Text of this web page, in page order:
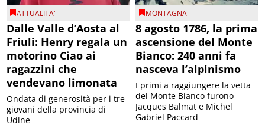
ATTUALITA'
Dalle Valle d’Aosta al
Friuli: Henry regala un
motorino Ciao ai
ragazzini che
vendevano limonata
Ondata di generosità per i tre
giovani della provincia di
Udine
MONTAGNA
8 agosto 1786, la prima
ascensione del Monte
Bianco: 240 anni fa
nasceva l’alpinismo
I primi a raggiungere la vetta
del Monte Bianco furono
Jacques Balmat e Michel
Gabriel Paccard